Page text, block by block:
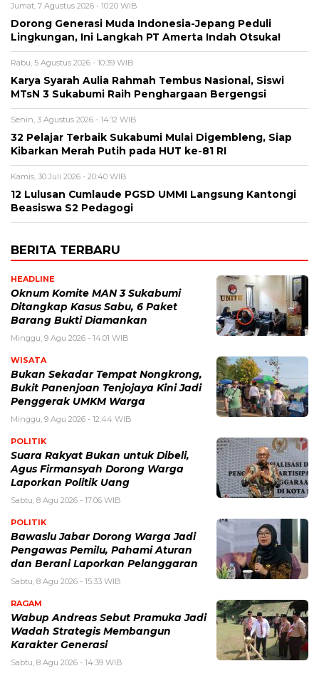
Jumat, 7 Agustus 2026 - 10:20 WIB
Dorong Generasi Muda Indonesia-Jepang Peduli
Lingkungan, Ini Langkah PT Amerta Indah Otsuka!
Rabu, 5 Agustus 2026 - 10:39 WIB
Karya Syarah Aulia Rahmah Tembus Nasional, Siswi
MTsN 3 Sukabumi Raih Penghargaan Bergengsi
Senin, 3 Agustus 2026 - 14:12 WIB
32 Pelajar Terbaik Sukabumi Mulai Digembleng, Siap
Kibarkan Merah Putih pada HUT ke-81 RI
Kamis, 30 Juli 2026 - 20:40 WIB
12 Lulusan Cumlaude PGSD UMMI Langsung Kantongi
Beasiswa S2 Pedagogi
BERITA TERBARU
HEADLINE
Oknum Komite MAN 3 Sukabumi
Ditangkap Kasus Sabu, 6 Paket
Barang Bukti Diamankan
Minggu, 9 Agu 2026 - 14:01 WIB
WISATA
Bukan Sekadar Tempat Nongkrong,
Bukit Panenjoan Tenjojaya Kini Jadi
Penggerak UMKM Warga
Minggu, 9 Agu 2026 - 12:44 WIB
POLITIK
Suara Rakyat Bukan untuk Dibeli,
Agus Firmansyah Dorong Warga
Laporkan Politik Uang
Sabtu, 8 Agu 2026 - 17:06 WIB
POLITIK
Bawaslu Jabar Dorong Warga Jadi
Pengawas Pemilu, Pahami Aturan
dan Berani Laporkan Pelanggaran
Sabtu, 8 Agu 2026 - 15:33 WIB
RAGAM
Wabup Andreas Sebut Pramuka Jadi
Wadah Strategis Membangun
Karakter Generasi ‎
Sabtu, 8 Agu 2026 - 14:39 WIB